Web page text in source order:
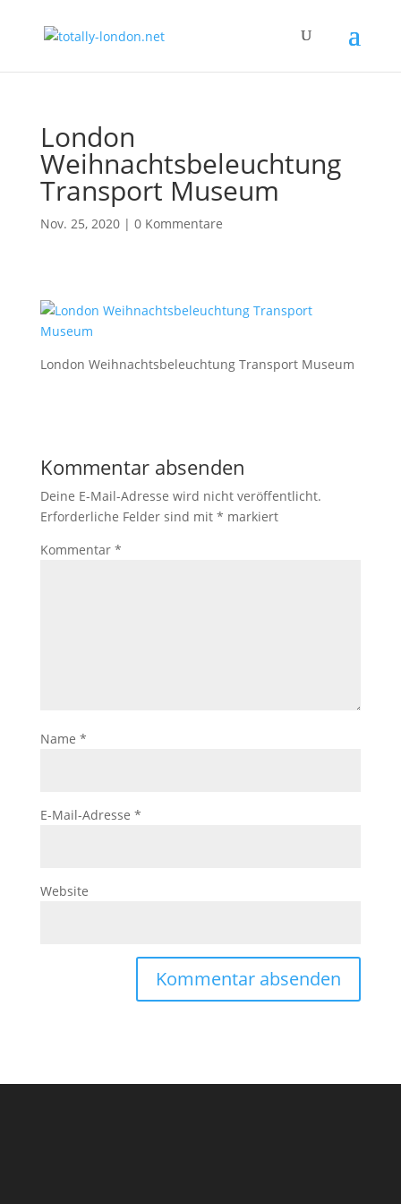
London
Weihnachtsbeleuchtung
Transport Museum
Nov. 25, 2020| 0 Kommentare
London Weihnachtsbeleuchtung Transport Museum
Kommentar absenden
Deine E-Mail-Adresse wird nicht veröffentlicht.
Erforderliche Felder sind mit * markiert
Kommentar *
Name *
E-Mail-Adresse *
Website